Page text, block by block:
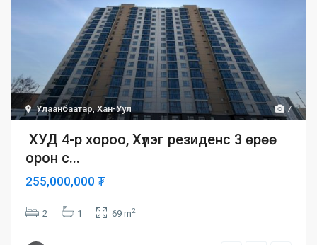
7
Улаанбаатар,Хан-Уул
ХУД 4-р хороо, Хүлэг резиденс 3 өрөө
орон с...
255,000,000 ₮
2 1 69 m2